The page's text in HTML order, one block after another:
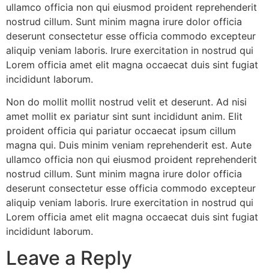
ullamco officia non qui eiusmod proident reprehenderit
nostrud cillum. Sunt minim magna irure dolor officia
deserunt consectetur esse officia commodo excepteur
aliquip veniam laboris. Irure exercitation in nostrud qui
Lorem officia amet elit magna occaecat duis sint fugiat
incididunt laborum.
Non do mollit mollit nostrud velit et deserunt. Ad nisi
amet mollit ex pariatur sint sunt incididunt anim. Elit
proident officia qui pariatur occaecat ipsum cillum
magna qui. Duis minim veniam reprehenderit est. Aute
ullamco officia non qui eiusmod proident reprehenderit
nostrud cillum. Sunt minim magna irure dolor officia
deserunt consectetur esse officia commodo excepteur
aliquip veniam laboris. Irure exercitation in nostrud qui
Lorem officia amet elit magna occaecat duis sint fugiat
incididunt laborum.
Leave a Reply